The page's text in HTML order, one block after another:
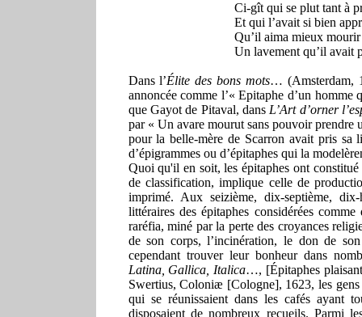
Ci-gît qui se plut tant à
Et qui l’avait si bien
Qu’il aima mieux
Un lavement qu’il avait
Dans l’Élite des bons mots… (Amsterdam,
annoncée comme l’« Epitaphe d’un
que Gayot de Pitaval, dans L’Art d’orner
par « Un avare mourut sans pouvoir prendre
pour la belle-mère de Scarron avait pris sa
d’épigrammes ou d’épitaphes qui la
Quoi qu'il en soit, les épitaphes ont
de classification, implique celle de
imprimé. Aux seizième, dix-septième,
littéraires des épitaphes considérées
raréfia, miné parla perte des croyances
de son corps, l’incinération, le don de
cependant trouver leur bonheur dans
Latina, Gallica, Italica…, [Épitaphes
Swertius, Coloniæ [Cologne], 1623, les gens
qui se réunissaient dans les cafés ayant
disposaient de nombreux recueils. Parmi